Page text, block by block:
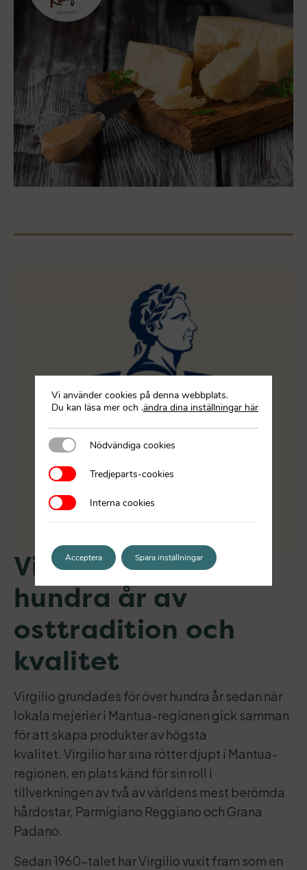
Virgilio – över
hundra år av
osttradition och
kvalitet
Virgilio grundades för över hundra år sedan när
lokala mejerier i Mantua-regionen gick samman
för att skapa produkter av högsta
kvalitet. Virgilio har sina rötter djupt i Mantua-
regionen, en plats känd för sin roll i
tillverkningen av två av världens mest berömda
hårdostar, Parmigiano Reggiano och Grana
Padano.
Sedan 1960-talet har Virgilio vuxit fram som en
Vi använder cookies på denna webbplats.
Du kan läsa mer och ändra dina inställningar här
.
Nödvändiga cookies
Nödvändiga cookies
Tredjeparts-cookies
Tredjeparts-cookies
Interna cookies
Interna cookies
Acceptera Spara inställningar